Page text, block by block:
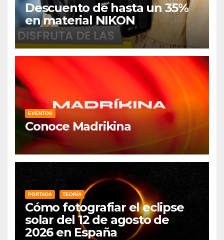
Descuento de hasta un 35%
en material NIKON
EVENTOS
Conoce Madrikina
PORTADA TEORÍA
Cómo fotografiar el eclipse
solar del 12 de agosto de
2026 en España